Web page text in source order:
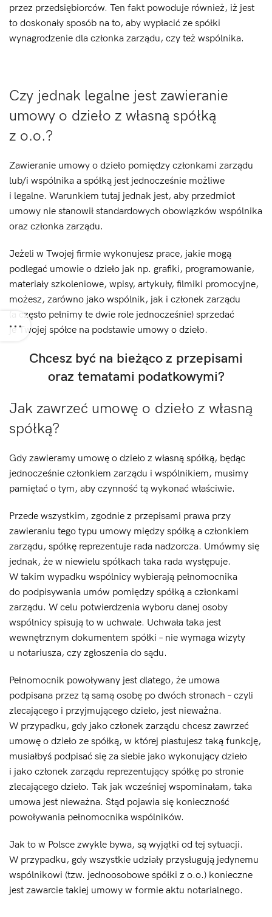
przez przedsiębiorców. Ten fakt powoduje również, iż jest
to doskonały sposób na to, aby wypłacić ze spółki
wynagrodzenie dla członka zarządu, czy też wspólnika.
Czy jednak legalne jest zawieranie
umowy o dzieło z własną spółką
z o.o.?
Zawieranie umowy o dzieło pomiędzy członkami zarządu
lub/i wspólnika a spółką jest jednocześnie możliwe
i legalne. Warunkiem tutaj jednak jest, aby przedmiot
umowy nie stanowił standardowych obowiązków wspólnika
oraz członka zarządu.
Jeżeli w Twojej firmie wykonujesz prace, jakie mogą
podlegać umowie o dzieło jak np. grafiki, programowanie,
materiały szkoleniowe, wpisy, artykuły, filmiki promocyjne,
możesz, zarówno jako wspólnik, jak i członek zarządu
(a często pełnimy te dwie role jednocześnie) sprzedać
je Twojej spółce na podstawie umowy o dzieło.
Chcesz być na bieżąco z przepisami
oraz tematami podatkowymi?
Jak zawrzeć umowę o dzieło z własną
spółką?
Gdy zawieramy umowę o dzieło z własną spółką, będąc
jednocześnie członkiem zarządu i wspólnikiem, musimy
pamiętać o tym, aby czynność tą wykonać właściwie.
Przede wszystkim, zgodnie z przepisami prawa przy
zawieraniu tego typu umowy między spółką a członkiem
zarządu, spółkę reprezentuje rada nadzorcza. Umówmy się
jednak, że w niewielu spółkach taka rada występuje.
W takim wypadku wspólnicy wybierają pełnomocnika
do podpisywania umów pomiędzy spółką a członkami
zarządu. W celu potwierdzenia wyboru danej osoby
wspólnicy spisują to w uchwale. Uchwała taka jest
wewnętrznym dokumentem spółki – nie wymaga wizyty
u notariusza, czy zgłoszenia do sądu.
Pełnomocnik powoływany jest dlatego, że umowa
podpisana przez tą samą osobę po dwóch stronach – czyli
zlecającego i przyjmującego dzieło, jest nieważna.
W przypadku, gdy jako członek zarządu chcesz zawrzeć
umowę o dzieło ze spółką, w której piastujesz taką funkcję,
musiałbyś podpisać się za siebie jako wykonujący dzieło
i jako członek zarządu reprezentujący spółkę po stronie
zlecającego dzieło. Tak jak wcześniej wspominałam, taka
umowa jest nieważna. Stąd pojawia się konieczność
powoływania pełnomocnika wspólników.
Jak to w Polsce zwykle bywa, są wyjątki od tej sytuacji.
W przypadku, gdy wszystkie udziały przysługują jedynemu
wspólnikowi (tzw. jednoosobowe spółki z o.o.) konieczne
jest zawarcie takiej umowy w formie aktu notarialnego.